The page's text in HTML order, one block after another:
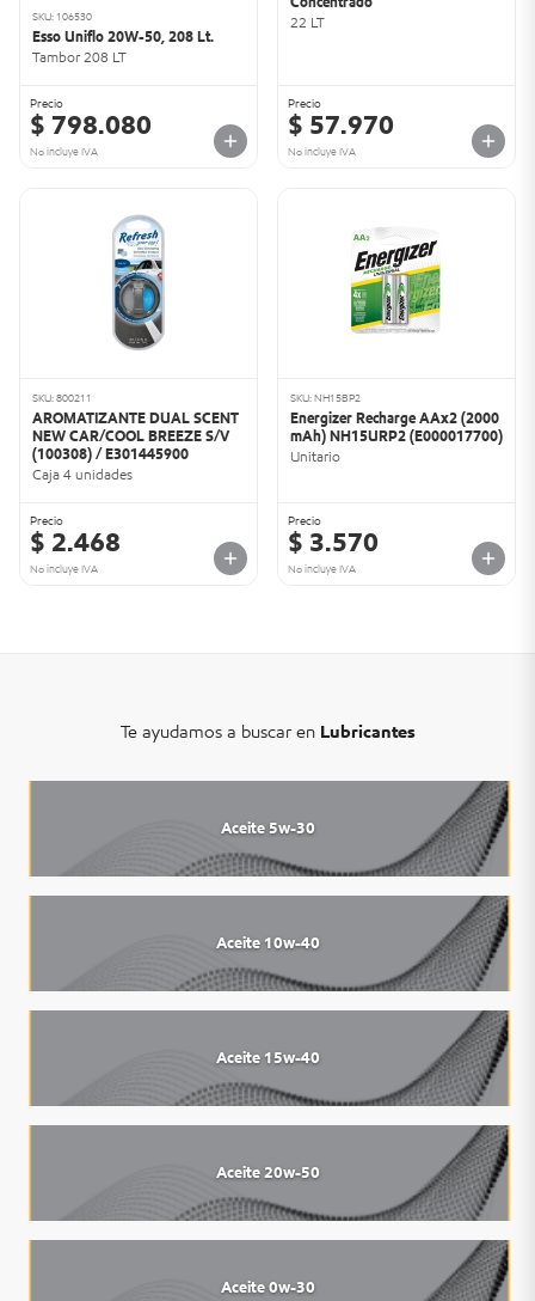
SKU: 106530
Esso Uniflo 20W-50, 208 Lt.
Tambor 208 LT
Precio
$ 798.080
No incluye IVA
22 LT
Precio
$ 57.970
No incluye IVA
SKU: 800211
AROMATIZANTE DUAL SCENT
NEW CAR/COOL BREEZE S/V
(100308) / E301445900
Caja 4 unidades
Precio
$ 2.468
No incluye IVA
SKU: NH15BP2
Energizer Recharge AAx2 (2000
mAh) NH15URP2 (E000017700)
Unitario
Precio
$ 3.570
No incluye IVA
Te ayudamos a buscar en Lubricantes
Aceite 5w-30
Aceite 10w-40
Aceite 15w-40
Aceite 20w-50
Aceite 0w-30